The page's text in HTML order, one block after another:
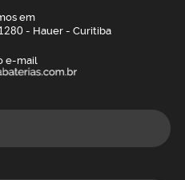
em
- Hauer - Curitiba
e-mail